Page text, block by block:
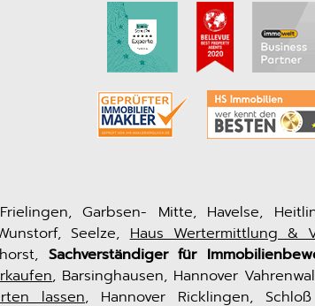
Garbsen- Mitte, Havelse,
Seelze,Haus Wertermittlung &
Sachverständiger für
, Barsinghausen, Hannover
lassen, Hannover Ricklingen,